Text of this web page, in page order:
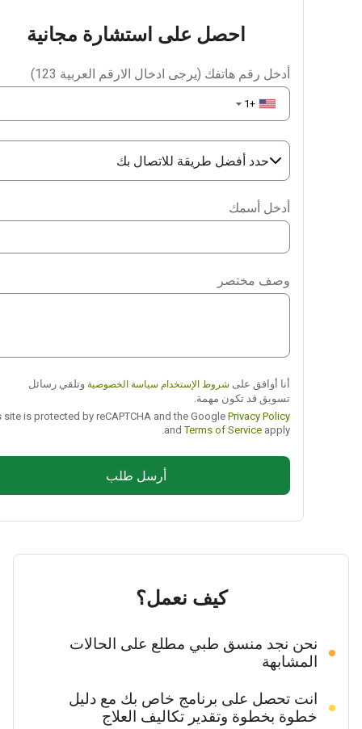
احصل على استشارة مجانية
أدخل رقم هاتفك (يرجى ادخال الارقم العربية 123)
▼
حدد أفضل طريقة للاتصال بك
Phone
Telegram
أدخل أسمك
وصف مختصر
أنا أوافق علىشروط الإستخدام سياسة الخصوصيةوتلقي رسائل
تسويق قد تكون مهمة.
This site is protected by reCAPTCHA and the Google Privacy Policy
andTerms of Service
أرسل طلب
كيف نعمل؟
نحن نجد منسق طبي مطلع على الحالات
المشابهة
انت تحصل على برنامج خاص بك مع دليل
خطوة بخطوة وتقدير تكاليف العلاج